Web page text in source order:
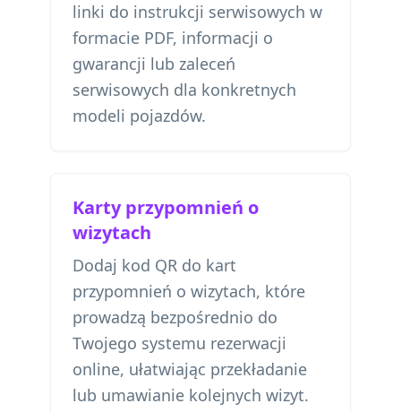
linki do instrukcji serwisowych w
formacie PDF, informacji o
gwarancji lub zaleceń
serwisowych dla konkretnych
modeli pojazdów.
Karty przypomnień o
wizytach
Dodaj kod QR do kart
przypomnień o wizytach, które
prowadzą bezpośrednio do
Twojego systemu rezerwacji
online, ułatwiając przekładanie
lub umawianie kolejnych wizyt.